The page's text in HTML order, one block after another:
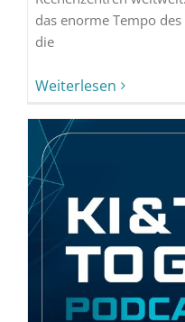
das enorme Tempo
die
Weiterlesen